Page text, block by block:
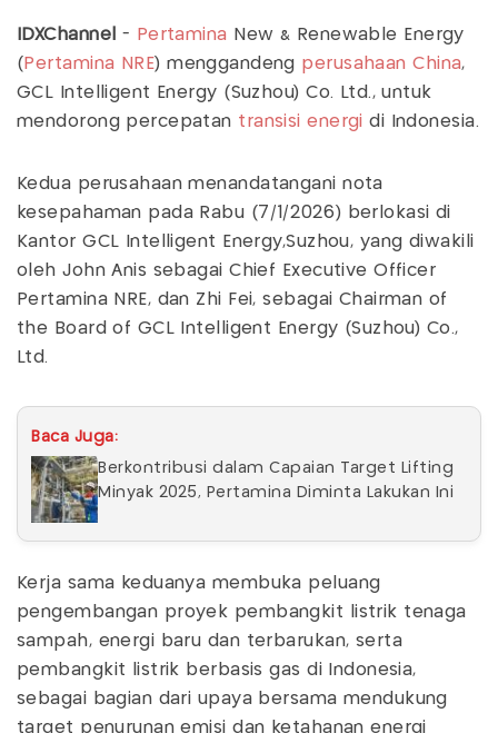
IDXChannel - Pertamina
New & Renewable Energy
( Pertamina NRE) menggandeng perusahaan China,
GCL Intelligent Energy (Suzhou) Co. Ltd., untuk
mendorong percepatan transisi energi di Indonesia.
Kedua perusahaan menandatangani nota
kesepahaman pada Rabu (7/1/2026) berlokasi di
Kantor GCL Intelligent Energy,Suzhou, yang diwakili
oleh John Anis sebagai Chief Executive Officer
Pertamina NRE, dan Zhi Fei, sebagai Chairman of
the Board of GCL Intelligent Energy (Suzhou) Co.,
Ltd.
Baca Juga:
Berkontribusi dalam Capaian Target Lifting
Minyak 2025, Pertamina Diminta Lakukan Ini
Kerja sama keduanya membuka peluang
pengembangan proyek pembangkit listrik tenaga
sampah, energi baru dan terbarukan, serta
pembangkit listrik berbasis gas di Indonesia,
sebagai bagian dari upaya bersama mendukung
target penurunan emisi dan ketahanan energi